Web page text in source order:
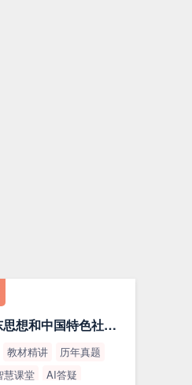
15041 毛泽东思想和中国特色社会主义理论体系概论（最新版）
教材精讲
历年真题
慧课堂
AI答疑